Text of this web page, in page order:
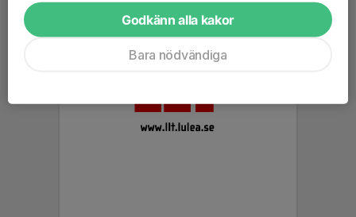
Godkänn alla kakor
Bara nödvändiga